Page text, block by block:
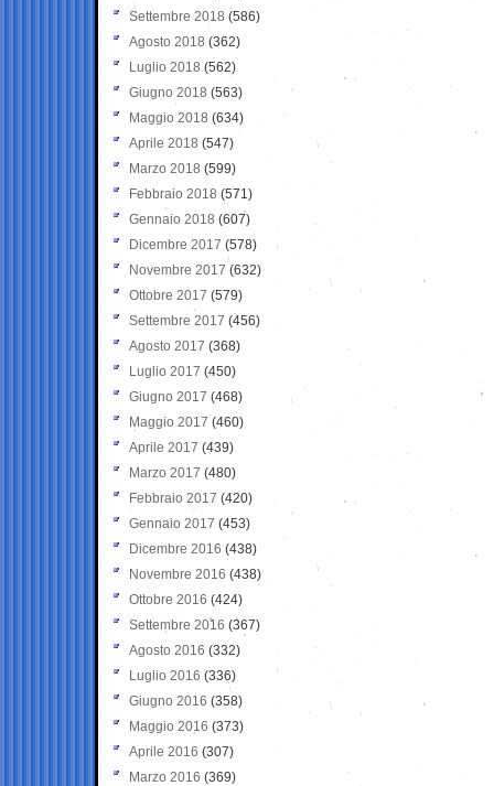
Settembre 2018 (586)
Agosto 2018 (362)
Luglio 2018 (562)
Giugno 2018 (563)
Maggio 2018 (634)
Aprile 2018 (547)
Marzo 2018 (599)
Febbraio 2018 (571)
Gennaio 2018 (607)
Dicembre 2017 (578)
Novembre 2017 (632)
Ottobre 2017 (579)
Settembre 2017 (456)
Agosto 2017 (368)
Luglio 2017 (450)
Giugno 2017 (468)
Maggio 2017 (460)
Aprile 2017 (439)
Marzo 2017 (480)
Febbraio 2017 (420)
Gennaio 2017 (453)
Dicembre 2016 (438)
Novembre 2016 (438)
Ottobre 2016 (424)
Settembre 2016 (367)
Agosto 2016 (332)
Luglio 2016 (336)
Giugno 2016 (358)
Maggio 2016 (373)
Aprile 2016 (307)
Marzo 2016 (369)